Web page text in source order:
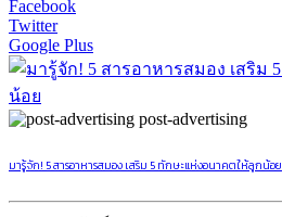
Facebook
Twitter
Google Plus
post-advertising
มารู้จัก! 5 สารอาหารสมอง เสริม 5 ทักษะแห่งอนาคตให้ลูกน้อย